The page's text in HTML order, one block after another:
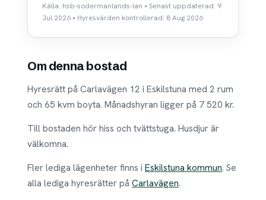
Källa: hsb-sodermanlands-lan • Senast uppdaterad: 9
Jul 2026 • Hyresvärden kontrollerad: 8 Aug 2026
Om denna bostad
Hyresrätt på Carlavägen 12 i Eskilstuna med 2 rum
och 65 kvm boyta. Månadshyran ligger på 7 520 kr.
Till bostaden hör hiss och tvättstuga. Husdjur är
välkomna.
Fler lediga lägenheter finns i Eskilstuna kommun. Se
alla lediga hyresrätter på Carlavägen.